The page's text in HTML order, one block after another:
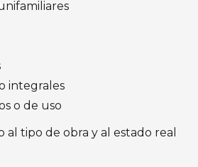
integrales
o de uso
al tipo de obra y al estado real